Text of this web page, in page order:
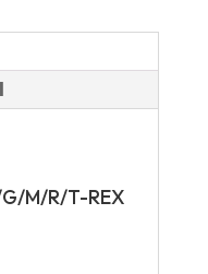
M/R/T-REX